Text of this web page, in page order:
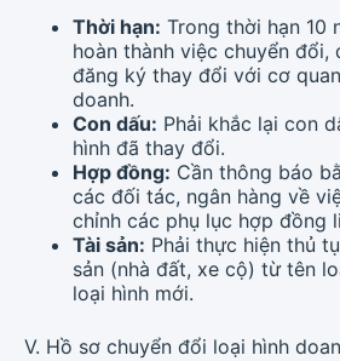
Thời hạn: Trong thời hạn 10
hoàn thành việc chuyển đổi,
đăng ký thay đổi với cơ
doanh.
Con dấu: Phải khắc lại con
hình đã thay đổi.
Hợp đồng: Cần thông báo
các đối tác, ngân hàng về
chỉnh các phụ lục hợp đồng
Tài sản: Phải thực hiện thủ
sản (nhà đất, xe cộ) từ tên
loại hình mới.
V. Hồ sơ chuyển đổi loại hình